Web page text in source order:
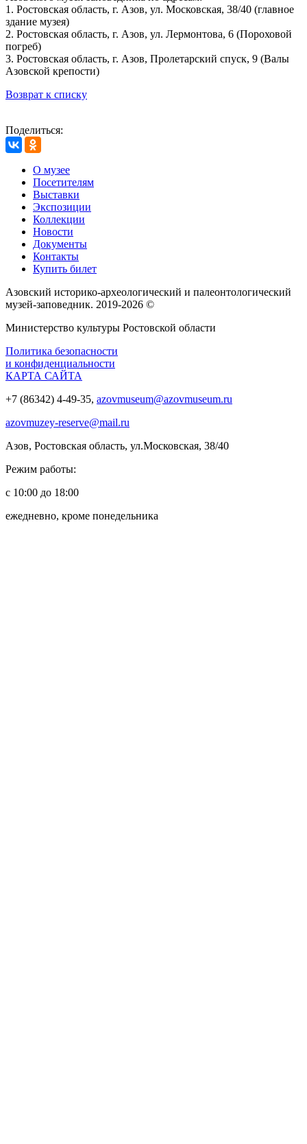
1. Ростовская область, г. Азов, ул. Московская, 38/40 (главное
здание музея)
2. Ростовская область, г. Азов, ул. Лермонтова, 6 (Пороховой
погреб)
3. Ростовская область, г. Азов, Пролетарский спуск, 9 (Валы
Азовской крепости)
Возврат к списку
Поделиться:
О музее
Посетителям
Выставки
Экспозиции
Коллекции
Новости
Документы
Контакты
Купить билет
Азовский историко‑археологический и палеонтологический
музей‑заповедник. 2019-2026 ©
Министерство культуры Ростовской области
Политика безопасности
и конфиденциальности
КАРТА САЙТА
+7 (86342) 4-49-35, azovmuseum@azovmuseum.ru
azovmuzey-reserve@mail.ru
Азов, Ростовская область, ул.Московская, 38/40
Режим работы:
с 10:00 до 18:00
ежедневно, кроме понедельника